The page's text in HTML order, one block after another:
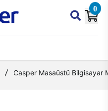
0
Casper Masaüstü Bilgisayar